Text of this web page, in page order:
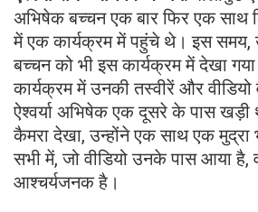
अभिषेक बच्चन एक बार फिर एक साथ
में एक कार्यक्रम में पहुंचे थे। इस समय,
बच्चन को भी इस कार्यक्रम में देखा
कार्यक्रम में उनकी तस्वीरें और वीडियो
ऐश्वर्या अभिषेक एक दूसरे के पास खड़ी
कैमरा देखा, उन्होंने एक साथ एक
सभी में, जो वीडियो उनके पास आया है,
आश्चर्यजनक है।